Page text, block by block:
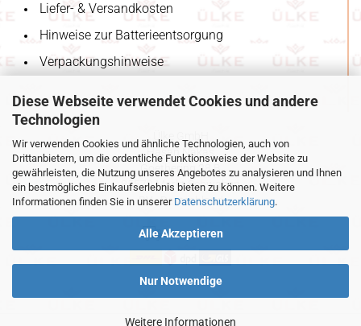
Diese Webseite verwendet Cookies und andere
Technologien
Wir verwenden Cookies und ähnliche Technologien, auch von
Drittanbietern, um die ordentliche Funktionsweise der Website zu
gewährleisten, die Nutzung unseres Angebotes zu analysieren und Ihnen
ein bestmögliches Einkaufserlebnis bieten zu können. Weitere
Informationen finden Sie in unserer Datenschutzerklärung.
Alle Akzeptieren
Nur Notwendige
Weitere Informationen
Liefer- & Versandkosten
Hinweise zur Batterieentsorgung
Verpackungshinweise
Hasan Nakas
Goethering 28 B
85570 Markt Schwaben
BY - Deutschland
unsere Partner